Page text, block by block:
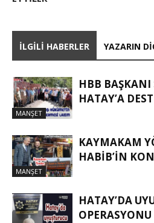
İLGILI HABERLER YAZARIN
MANŞET
HBB BAŞKANI
HATAY’A
MANŞET
KAYMAKAM
HABIB’IN
HATAY’DA
OPERASYONU